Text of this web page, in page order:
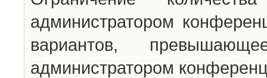
администратором
вариантов,
администратором